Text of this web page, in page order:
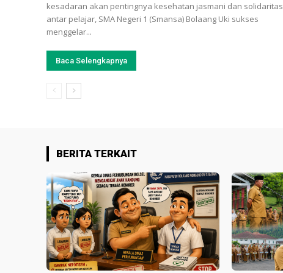
kesadaran akan pentingnya kesehatan jasmani dan solidaritas
antar pelajar, SMA Negeri 1 (Smansa) Bolaang Uki sukses
menggelar...
Baca Selengkapnya
BERITA TERKAIT